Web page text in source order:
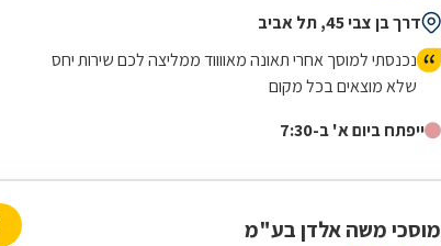
דרך בן צבי 45, תל אביב
נכנסתי למוסך אחרי תאונה מאווווד ממליצה לכם שירות יחס
שלא מוצאים בכל מקום
ייפתח ביום א' ב-7:30
מוסכי משה אלדן בע"מ